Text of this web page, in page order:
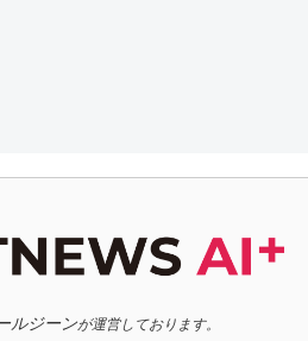
ルジーンが運営しております。